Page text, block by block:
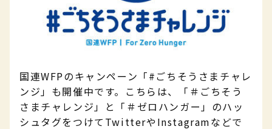
国連WFPのキャンペーン「#ごちそうさまチャレ
ンジ」も開催中です。こちらは、「＃ごちそう
さまチャレンジ」と「＃ゼロハンガー」のハッ
シュタグをつけてTwitterやInstagramなどで